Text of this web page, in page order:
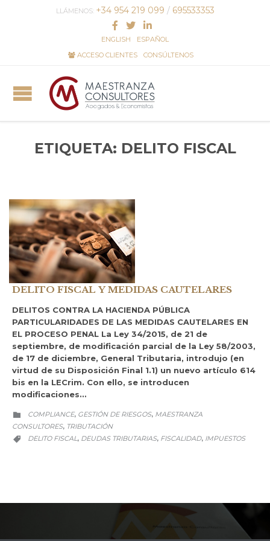
LLÁMENOS: +34 954 219 099 / 695533353
ENGLISH
ESPAÑOL
ACCESO CLIENTES
CONSÚLTENOS
ETIQUETA: DELITO FISCAL
DELITO FISCAL Y MEDIDAS CAUTELARES
DELITOS CONTRA LA HACIENDA PÚBLICA
PARTICULARIDADES DE LAS MEDIDAS CAUTELARES EN
EL PROCESO PENAL La Ley 34/2015, de 21 de
septiembre, de modificación parcial de la Ley 58/2003,
de 17 de diciembre, General Tributaria, introdujo (en
virtud de su Disposición Final 1.1) un nuevo artículo 614
bis en la LECrim. Con ello, se introducen
modificaciones…
 CATEGORY
COMPLIANCE, GESTIÓN DE RIESGOS, MAESTRANZA
CONSULTORES, TRIBUTACIÓN
 CATEGORY
DELITO FISCAL, DEUDAS TRIBUTARIAS, FISCALIDAD, IMPUESTOS